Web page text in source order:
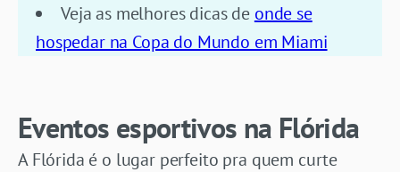
Veja as melhores dicas de onde se
hospedar na Copa do Mundo em Miami
Eventos esportivos na Flórida
A Flórida é o lugar perfeito pra quem curte